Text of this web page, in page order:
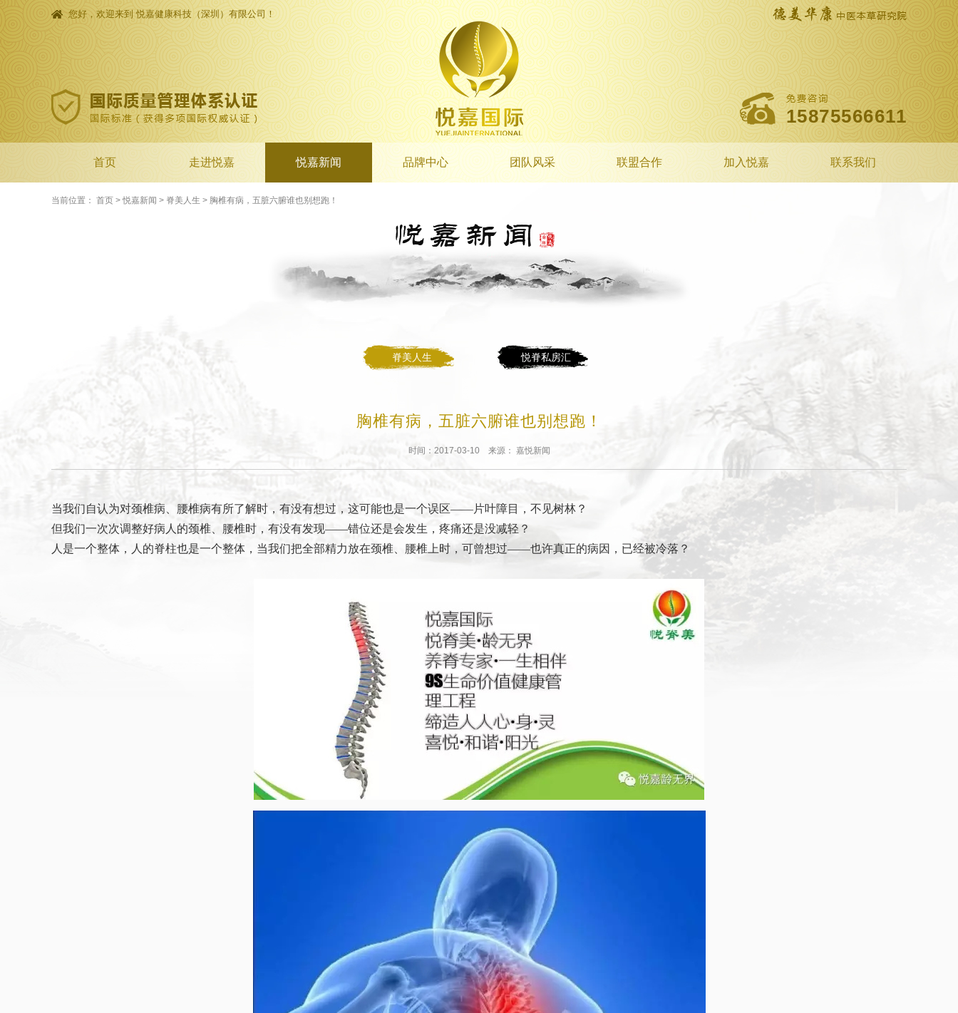
您好，欢迎来到 悦嘉健康科技（深圳）有限公司！
15875566611
首页 走进悦嘉 悦嘉新闻 品牌中心 团队风采 联盟合作 加入悦嘉 联系我们
当前位置： 首页 > 悦嘉新闻 > 脊美人生 > 胸椎有病，五脏六腑谁也别想跑！
脊美人生 悦脊私房汇
胸椎有病，五脏六腑谁也别想跑！
时间：2017-03-10 来源： 嘉悦新闻
当我们自认为对颈椎病、腰椎病有所了解时，有没有想过，这可能也是一个误区——片叶障目，不见树林？
但我们一次次调整好病人的颈椎、腰椎时，有没有发现——错位还是会发生，疼痛还是没减轻？
人是一个整体，人的脊柱也是一个整体，当我们把全部精力放在颈椎、腰椎上时，可曾想过——也许真正的病因，已经被冷落？